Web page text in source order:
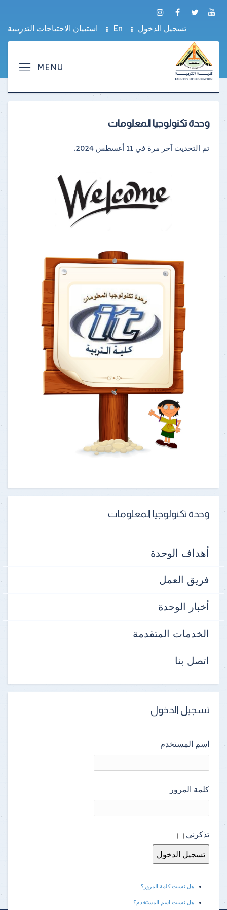
تسجيل الدخول En استبيان الاحتياجات التدريبية
وحدة تكنولوجيا المعلومات
تم التحديث آخر مرة في 11 أغسطس 2024 .
وحدة تكنولوجيا المعلومات
أهداف الوحدة
فريق العمل
أخبار الوحدة
الخدمات المتقدمة
اتصل بنا
تسجيل الدخول
اسم المستخدم
كلمة المرور
تذكرنى
هل نسيت كلمة المرور؟
هل نسيت اسم المستخدم؟